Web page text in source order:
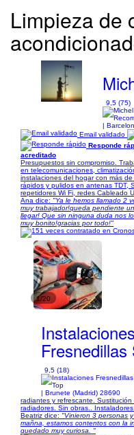
Limpieza de
9,5 (75)
|
Email validado
Responde
acreditado
Presupuestos sin compromiso.
en telecomunicaciones,
instalaciones del hogar con más
rápidos y pulidos en antenas TDT,
repetidores Wi Fi, redes Cableado
Ana dice: "Ya le hemos llamado 2
muy trabajador!queda pendiente
llegar! Que sin ninguna duda nos
muy bonito!gracias por todo!"
1/20
Instalaciones
Fresnedillas
9,5 (18)
| Brunete (Madrid) 28690
radiantes y refrescante.
radiadores. Sin obras..
Beatriz dice: "Vinieron 3 personas
mañna, estamos contentos con la
quedado muy curiosa. "